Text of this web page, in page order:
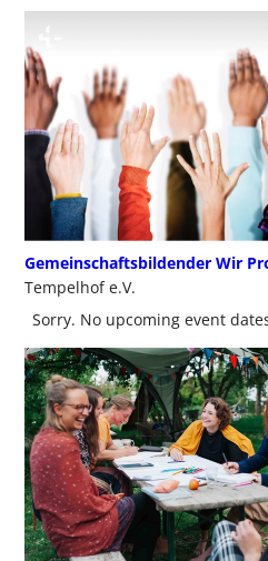
Gemeinschaftsbildender Wir
Tempelhof e.V.
Sorry. No upcoming event